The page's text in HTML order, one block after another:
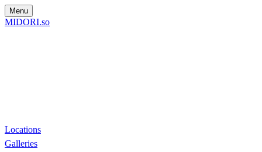
Menu
MIDORI.so
Locations
Galleries